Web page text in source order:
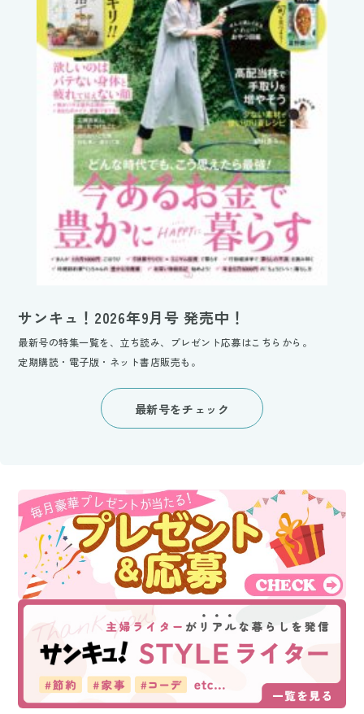
サンキュ！2026年9月号 発売中！
最新号の特集一覧を、立ち読み、プレゼント応募はこちらから。
定期購読・電子版・ネット書店販売も。
最新号をチェック